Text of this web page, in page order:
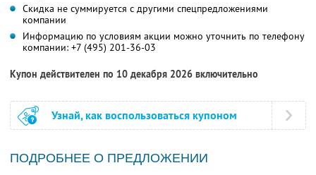
Скидка не суммируется с другими спецпредложениями
компании
Информацию по условиям акции можно уточнить по телефону
компании: +7 (495) 201-36-03
Купон действителен по 10 декабря 2026 включительно
Узнай, как воспользоваться купоном
ПОДРОБНЕЕ О ПРЕДЛОЖЕНИИ